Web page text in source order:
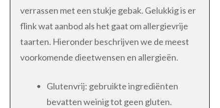
verrassen met een stukje gebak. Gelukkig is er
flink wat aanbod als het gaat om allergievrije
taarten. Hieronder beschrijven we de meest
voorkomende dieetwensen en allergieën.
Glutenvrij: gebruikte ingrediënten
bevatten weinig tot geen gluten.